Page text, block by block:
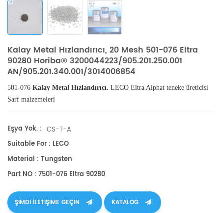
Kalay Metal Hızlandırıcı, 20 Mesh 501-076 Eltra
90280 Horiba® 3200044223/905.201.250.001
AN/905.201.340.001/3014006854
501-076 Kalay Metal Hızlandırıcı. LECO Eltra Alphat teneke üreticisi
Sarf malzemeleri
Eşya Yok. : CS-T-A
Suitable For : LECO
Material : Tungsten
Part NO : 7501-076 Eltra 90280
ŞIMDI ILETIŞIME GEÇIN KATALOG